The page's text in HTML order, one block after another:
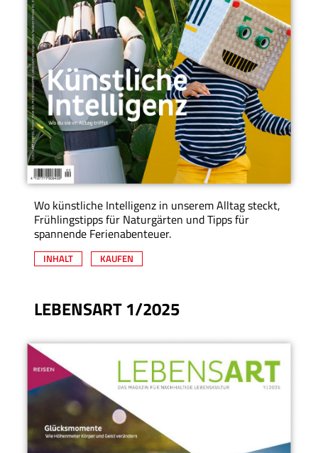
Wo künstliche Intelligenz in unserem Alltag steckt,
Frühlingstipps für Naturgärten und Tipps für
spannende Ferienabenteuer.
INHALT KAUFEN
LEBENSART 1/2025